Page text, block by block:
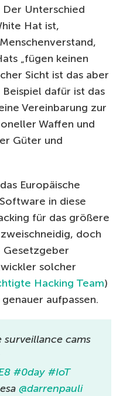
Der Unterschied
Hat ist,
„fügen keinen
Sicht ist das aber
dafür ist das
Vereinbarung zur
Waffen und
Güter und
Europäische
in diese
für das größere
doch
Gesetzgeber
solcher
Hacking Team)
aufpassen.
surveillance cams
#0day #IoT
@darrenpauli